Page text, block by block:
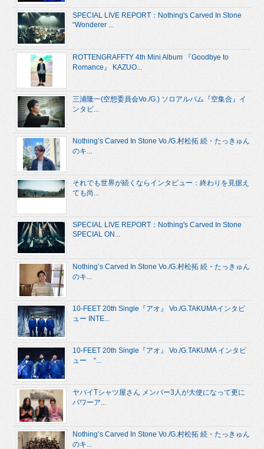
SPECIAL LIVE REPORT：Nothing's Carved In Stone
“Wonderer ...
ROTTENGRAFFTY 4th Mini Album 『Goodbye to
Romance』 KAZUO...
三浦隆一(空想委員会Vo./G.) ソロアルバム『空集合』イ
ンタビ...
Nothing’s Carved In Stone Vo./G.村松拓 続・たっきゅん
のキ...
それでも世界が続くならインタビュー：終わりを見据え
ても尚...
SPECIAL LIVE REPORT：Nothing's Carved In Stone
SPECIAL ON...
Nothing’s Carved In Stone Vo./G.村松拓 続・たっきゅん
のキ...
10-FEET 20th Single『アオ』 Vo./G.TAKUMAインタビ
ュー INTE...
10-FEET 20th Single『アオ』 Vo./G.TAKUMA インタビ
ュー “...
ヤバイTシャツ屋さん メンバー3人が大使になって更に
パワーア...
Nothing’s Carved In Stone Vo./G.村松拓 続・たっきゅん
のキ...